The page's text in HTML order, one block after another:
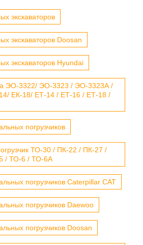
экскаваторов
экскаваторов Doosan
экскаваторов Hyundai
ЭО-3322/ ЭО-3323 / ЭО-3323А /
ЕК-18/ ЕТ-14 / ЕТ-16 / ЕТ-18 /
погрузчиков
ТО-30 / ПК-22 / ПК-27 /
/ ТО-6 / ТО-6А
погрузчиков Caterpillar CAT
погрузчиков Daewoo
погрузчиков Doosan